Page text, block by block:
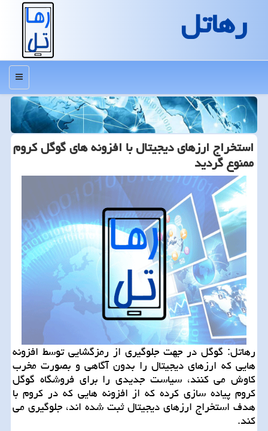
رهاتل
منو
استخراج ارزهای دیجیتال با افزونه های گوگل كروم
ممنوع گردید
رهاتل: گوگل در جهت جلوگیری از رمزگشایی توسط افزونه
هایی كه ارزهای دیجیتال را بدون آگاهی و بصورت مخرب
كاوش می كنند، سیاست جدیدی را برای فروشگاه گوگل
كروم پیاده سازی كرده كه از افزونه هایی كه در كروم با
هدف استخراج ارزهای دیجیتال ثبت شده اند، جلوگیری می
كند.